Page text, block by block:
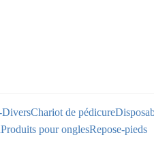
DiversChariot de pédicure
Produits pour onglesRepose-pieds